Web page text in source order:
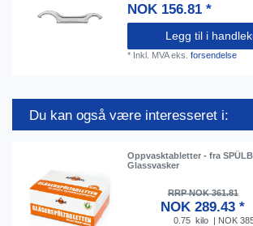
NOK 156.81 *
Legg til i
* Inkl. MVAeks.forsendelse
Du kan også være interesseret i:
Oppvasktabletter - fra
Glassvasker
RRP NOK 361.81
NOK 289.43 *
0.75 kilo | NOK